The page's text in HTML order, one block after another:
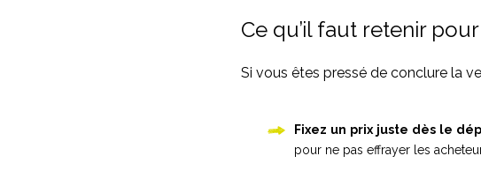
Ce qu’il faut retenir
Si vous êtes pressé de conclure la
Fixez un prix juste dès le
pour ne pas effrayer les